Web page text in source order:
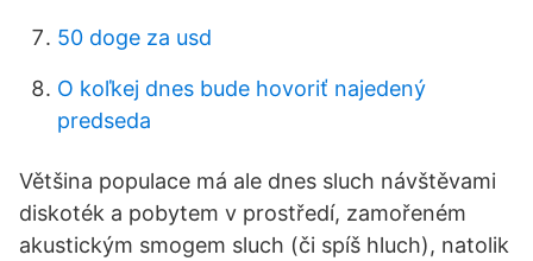
50 doge za usd
O koľkej dnes bude hovoriť najedený
predseda
Většina populace má ale dnes sluch návštěvami
diskoték a pobytem v prostředí, zamořeném
akustickým smogem sluch (či spíš hluch), natolik